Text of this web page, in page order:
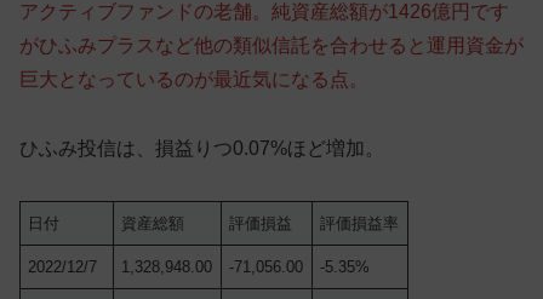
アクティブファンドの老舗。純資産総額が1426億円です
がひふみプラスなど他の類似信託を合わせると運用資金が
巨大となっているのが最近気になる点。
ひふみ投信は、損益りつ0.07%ほど増加。
日付 資産総額 評価損益 評価損益率
2022/12/7 1,328,948.00 -71,056.00 -5.35%